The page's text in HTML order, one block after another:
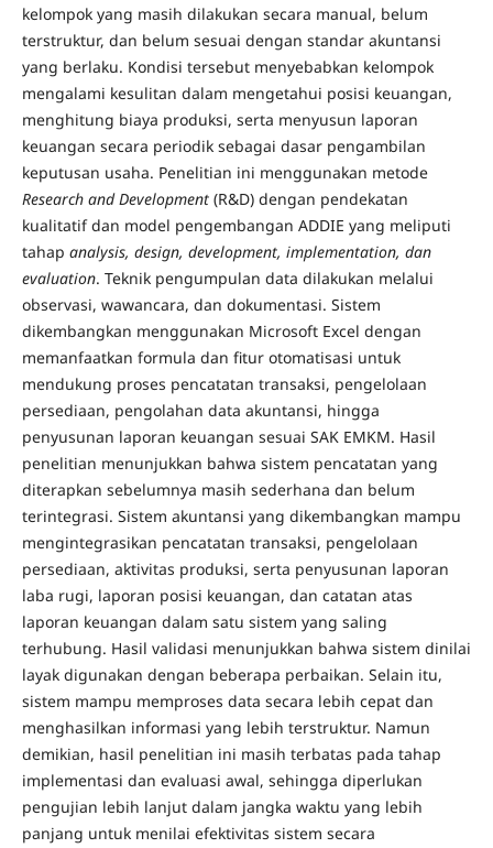
kelompok yang masih dilakukan secara manual, belum
terstruktur, dan belum sesuai dengan standar akuntansi
yang berlaku. Kondisi tersebut menyebabkan kelompok
mengalami kesulitan dalam mengetahui posisi keuangan,
menghitung biaya produksi, serta menyusun laporan
keuangan secara periodik sebagai dasar pengambilan
keputusan usaha. Penelitian ini menggunakan metode
Research and Development(R&D) dengan pendekatan
kualitatif dan model pengembangan ADDIE yang meliputi
tahap analysis, design, development, implementation, dan
evaluation. Teknik pengumpulan data dilakukan melalui
observasi, wawancara, dan dokumentasi. Sistem
dikembangkan menggunakan Microsoft Excel dengan
memanfaatkan formula dan fitur otomatisasi untuk
mendukung proses pencatatan transaksi, pengelolaan
persediaan, pengolahan data akuntansi, hingga
penyusunan laporan keuangan sesuai SAK EMKM. Hasil
penelitian menunjukkan bahwa sistem pencatatan yang
diterapkan sebelumnya masih sederhana dan belum
terintegrasi. Sistem akuntansi yang dikembangkan mampu
mengintegrasikan pencatatan transaksi, pengelolaan
persediaan, aktivitas produksi, serta penyusunan laporan
laba rugi, laporan posisi keuangan, dan catatan atas
laporan keuangan dalam satu sistem yang saling
terhubung. Hasil validasi menunjukkan bahwa sistem dinilai
layak digunakan dengan beberapa perbaikan. Selain itu,
sistem mampu memproses data secara lebih cepat dan
menghasilkan informasi yang lebih terstruktur. Namun
demikian, hasil penelitian ini masih terbatas pada tahap
implementasi dan evaluasi awal, sehingga diperlukan
pengujian lebih lanjut dalam jangka waktu yang lebih
panjang untuk menilai efektivitas sistem secara